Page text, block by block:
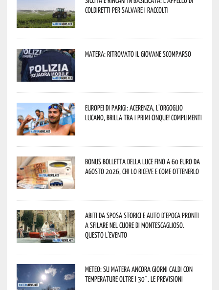
Coldiretti per salvare i raccolti
Matera: ritrovato il giovane scomparso
Europei di Parigi: Acerenza, l’orgoglio
lucano, brilla tra i primi cinque! Complimenti
Bonus bolletta della luce fino a 60 euro da
agosto 2026, chi lo riceve e come ottenerlo
Abiti da sposa storici e auto d’epoca pronti
a sfilare nel cuore di Montescaglioso.
Questo l’evento
Meteo: su Matera ancora giorni caldi con
temperature oltre i 30°. Le previsioni